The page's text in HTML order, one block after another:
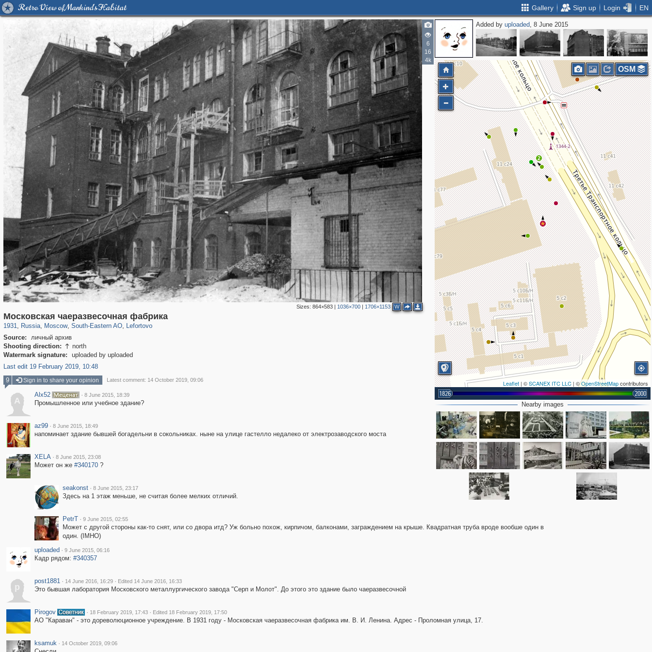
Retro View of Mankind's Habitat Gallery Sign up Login EN
6
16
4k
Sizes: 864×583| 1036×700| 1706×1153 W
Московская чаеразвесочная фабрика
1931, Russia
1,406,684 29,243
, Moscow
319,864 8,286
, South-Eastern AO
11,379 197
, Lefortovo
2,931 80
Source:
личный архив
Shooting direction:  north
Watermark signature:
uploaded by uploaded
Last edit 19 February 2019, 10:48
Added byuploaded, 8 June 2015
2
Leaflet | ©SCANEX ITC LLC | ©OpenStreetMapcontributors
1826 2000
OSM
Nearby images
9 Sign in to share your opinion Latest comment: 14 October 2019, 09:06
A
Alx52 · 8 June 2015, 18:39
Промышленное или учебное здание?
az99 · 8 June 2015, 18:49
напоминает здание бывшей богадельни в сокольниках. ныне на улице гастелло недалеко от электрозаводского моста
XELA · 8 June 2015, 23:08
Может он же #340170?
seakonst · 8 June 2015, 23:17
Здесь на 1 этаж меньше, не считая более мелких отличий.
PetrT · 9 June 2015, 02:55
Может с другой стороны как-то снят, или со двора итд? Уж больно похож, кирпичом, балконами, заграждением на крыше. Квадратная труба вроде вообше один в
один. (IMHO)
uploaded · 9 June 2015, 06:16
Кадр рядом: #340357
p
post1881 · 14 June 2016, 16:29 · Edited 14 June 2016, 16:33
Это бывшая лаборатория Московского металлургического завода "Серп и Молот". До этого это здание было чаеразвесочной
Pirogov · 18 February 2019, 17:43 · Edited 18 February 2019, 17:50
АО "Караван" - это дореволюционное учреждение. В 1931 году - Московская чаеразвесочная фабрика им. В. И. Ленина. Адрес - Проломная улица, 17.
ksamuk · 14 October 2019, 09:06